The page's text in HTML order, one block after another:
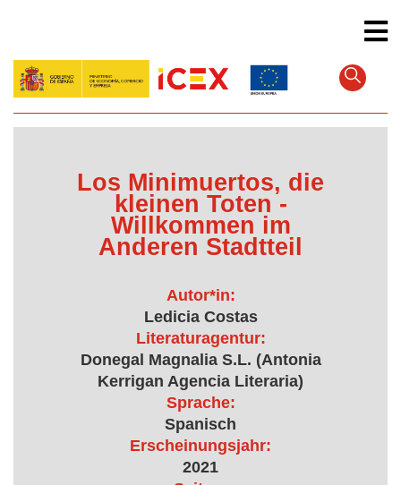
Los Minimuertos, die
kleinen Toten -
Willkommen im
Anderen Stadtteil
Autor*in:
Ledicia Costas
Literaturagentur:
Donegal Magnalia S.L. (Antonia
Kerrigan Agencia Literaria)
Sprache:
Spanisch
Erscheinungsjahr:
2021